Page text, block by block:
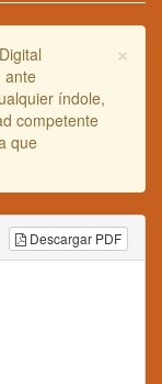
×
ante
índole,
competente
que
Descargar PDF